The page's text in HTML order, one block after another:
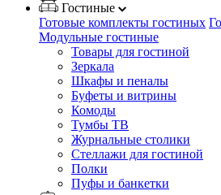
Гостиные
Готовые комплекты гостиных
Модульные гостиные
Товары для гостиной
Зеркала
Шкафы и пеналы
Буфеты и витрины
Комоды
Тумбы ТВ
Журнальные столики
Стеллажи для гостиной
Полки
Пуфы и банкетки